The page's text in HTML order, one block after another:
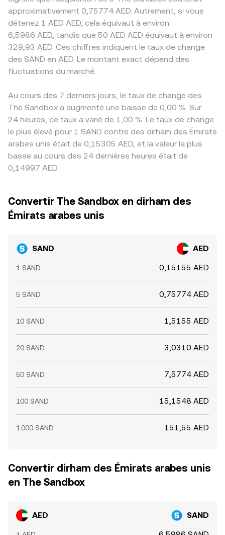
approximativement 0,75774 AED. Autrement, si vous
détenez 1 AED AED, cela équivaut à environ
6,5986 AED, tandis que 50 AED AED équivaut à environ
329,93 AED. Ces chiffres indiquent le taux de change
des SAND en AED. Le montant exact dépend des
fluctuations du marché.
Au cours des 7 derniers jours, le taux de change des
The Sandbox a augmenté une baisse de 0,00 %. Sur
24 heures, ce taux a varié de 1,00 %. Le taux de change
le plus élevé pour 1 SAND contre des dirham des Émirats
arabes unis était de 0,15305 AED, et la valeur la plus
basse au cours des 24 dernières heures était de
0,14997 AED.
Convertir The Sandbox en dirham des
Émirats arabes unis
SAND AED
1 SAND 0,15155 AED
5 SAND 0,75774 AED
10 SAND 1,5155 AED
20 SAND 3,0310 AED
50 SAND 7,5774 AED
100 SAND 15,1548 AED
1 000 SAND 151,55 AED
Convertir dirham des Émirats arabes unis
en The Sandbox
AED SAND